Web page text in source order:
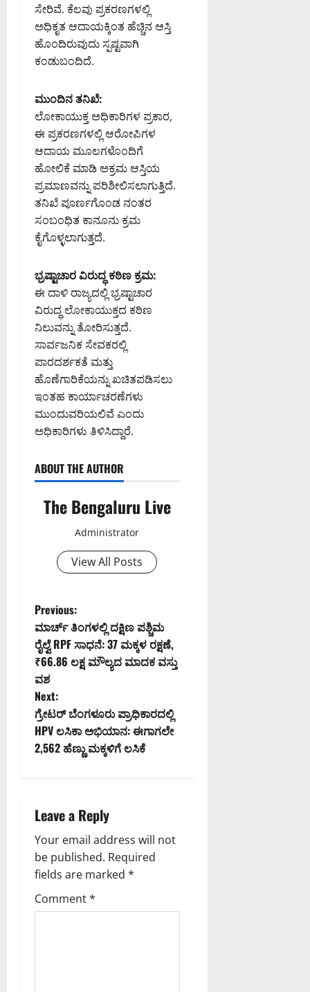
ಸೇರಿವೆ. ಕೆಲವು ಪ್ರಕರಣಗಳಲ್ಲಿ
ಅಧಿಕೃತ ಆದಾಯಕ್ಕಿಂತ ಹೆಚ್ಚಿನ ಆಸ್ತಿ
ಹೊಂದಿರುವುದು ಸ್ಪಷ್ಟವಾಗಿ
ಕಂಡುಬಂದಿದೆ.
ಮುಂದಿನ ತನಿಖೆ:
ಲೋಕಾಯುಕ್ತ ಅಧಿಕಾರಿಗಳ ಪ್ರಕಾರ,
ಈ ಪ್ರಕರಣಗಳಲ್ಲಿ ಆರೋಪಿಗಳ
ಆದಾಯ ಮೂಲಗಳೊಂದಿಗೆ
ಹೋಲಿಕೆ ಮಾಡಿ ಅಕ್ರಮ ಆಸ್ತಿಯ
ಪ್ರಮಾಣವನ್ನು ಪರಿಶೀಲಿಸಲಾಗುತ್ತಿದೆ.
ತನಿಖೆ ಪೂರ್ಣಗೊಂಡ ನಂತರ
ಸಂಬಂಧಿತ ಕಾನೂನು ಕ್ರಮ
ಕೈಗೊಳ್ಳಲಾಗುತ್ತದೆ.
ಭ್ರಷ್ಟಾಚಾರ ವಿರುದ್ಧ ಕಠಿಣ ಕ್ರಮ:
ಈ ದಾಳಿ ರಾಜ್ಯದಲ್ಲಿ ಭ್ರಷ್ಟಾಚಾರ
ವಿರುದ್ಧ ಲೋಕಾಯುಕ್ತದ ಕಠಿಣ
ನಿಲುವನ್ನು ತೋರಿಸುತ್ತದೆ.
ಸಾರ್ವಜನಿಕ ಸೇವಕರಲ್ಲಿ
ಪಾರದರ್ಶಕತೆ ಮತ್ತು
ಹೊಣೆಗಾರಿಕೆಯನ್ನು ಖಚಿತಪಡಿಸಲು
ಇಂತಹ ಕಾರ್ಯಾಚರಣೆಗಳು
ಮುಂದುವರಿಯಲಿವೆ ಎಂದು
ಅಧಿಕಾರಿಗಳು ತಿಳಿಸಿದ್ದಾರೆ.
ABOUT THE AUTHOR
The Bengaluru Live
Administrator
View All Posts
P
o
s
t
n
a
i
g
a
t
Previous:
ಮಾರ್ಚ್ ತಿಂಗಳಲ್ಲಿ ದಕ್ಷಿಣ ಪಶ್ಚಿಮ
ರೈಲ್ವೆ RPF ಸಾಧನೆ: 37 ಮಕ್ಕಳ ರಕ್ಷಣೆ,
₹66.86 ಲಕ್ಷ ಮೌಲ್ಯದ ಮಾದಕ ವಸ್ತು
ವಶ
Next:
ಗ್ರೇಟರ್ ಬೆಂಗಳೂರು ಪ್ರಾಧಿಕಾರದಲ್ಲಿ
HPV ಲಸಿಕಾ ಅಭಿಯಾನ: ಈಗಾಗಲೇ
2,562 ಹೆಣ್ಣು ಮಕ್ಕಳಿಗೆ ಲಸಿಕೆ
Leave a Reply
Your email address will not
be published. Required
fields are marked *
Comment*